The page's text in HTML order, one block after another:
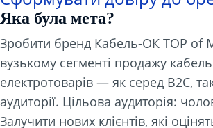
Яка була мета?
Зробити бренд Кабель-ОК TOP of
вузькому сегменті продажу
електротоварів — як серед B2C,
аудиторії. Цільова аудиторія:
Залучити нових клієнтів, які